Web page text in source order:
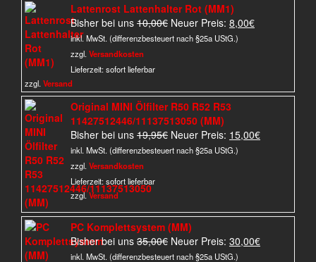
Lattenrost Lattenhalter Rot (MM1)
Bisher bei uns 10,00€ Ursprünglicher
Preis
Neuer Preis: 8,00€Aktueller
inkl. MwSt. (differenzbesteuert nach §25a UStG.)
zzgl. Versandkosten
Lieferzeit:sofort lieferbar
zzgl. Versand
Original MINI Ölfilter R50 R52 R53
11427512446/11137513050 (MM)
Bisher bei uns 19,95€ Ursprünglicher
Preis
Neuer Preis: 15,00€Aktueller
inkl. MwSt. (differenzbesteuert nach §25a UStG.)
zzgl. Versandkosten
Lieferzeit:sofort lieferbar
zzgl.Versand
PC Komplettsystem (MM)
Bisher bei uns 35,00€ Ursprünglicher
Preis
Neuer Preis: 30,00€Aktueller
inkl. MwSt. (differenzbesteuert nach §25a UStG.)